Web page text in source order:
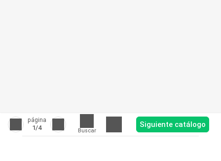
página
1/4 Buscar
Siguiente catálogo